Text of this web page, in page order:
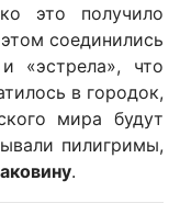
это получило
соединились
«эстрела», что
в городок,
мира будут
пилигримы,
.